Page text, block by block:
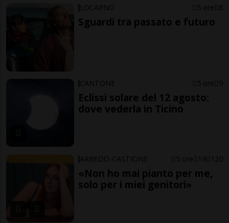
LOCARNO 5 ore 6
Sguardi tra passato e futuro
CANTONE 5 ore 9
Eclissi solare del 12 agosto:
dove vederla in Ticino
ARBEDO-CASTIONE 5 ore 19 120
«Non ho mai pianto per me,
solo per i miei genitori»